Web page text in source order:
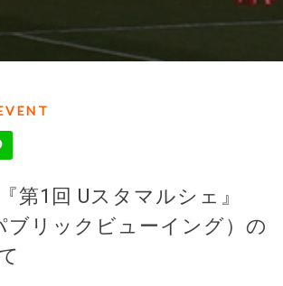
第1回 Uスタマルシェ』
ブリックビューイング）の